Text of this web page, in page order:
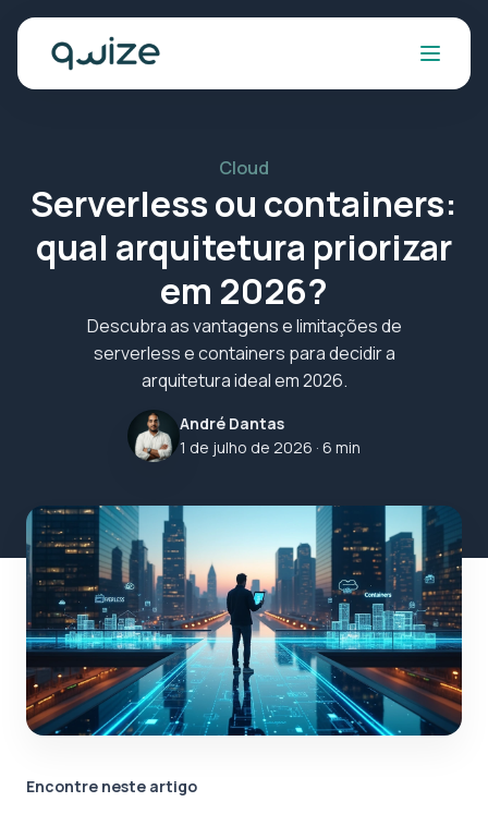
Cloud
Serverless ou containers:
qual arquitetura priorizar
em 2026?
Descubra as vantagens e limitações de
serverless e containers para decidir a
arquitetura ideal em 2026.
André Dantas
1 de julho de 2026 · 6 min
Encontre neste artigo